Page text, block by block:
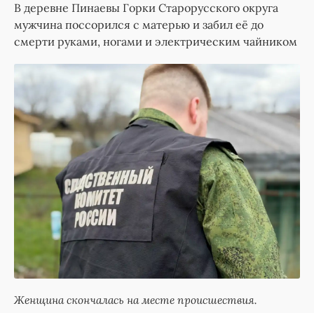
В деревне Пинаевы Горки Старорусского округа
мужчина поссорился с матерью и забил её до
смерти руками, ногами и электрическим чайником
Женщина скончалась на месте происшествия.